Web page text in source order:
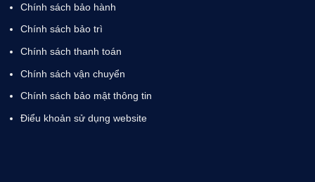
Chính sách bảo hành
Chính sách bảo trì
Chính sách thanh toán
Chính sách vận chuyển
Chính sách bảo mật thông tin
Điểu khoản sử dụng website